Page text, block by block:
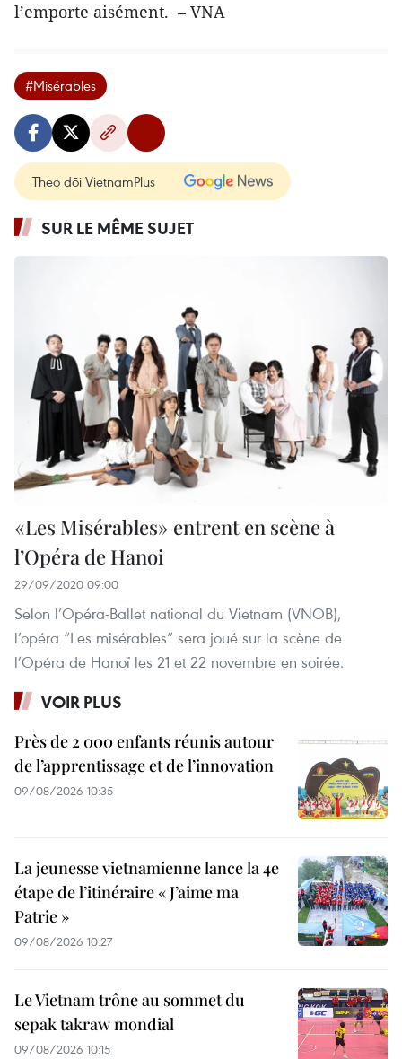
l’emporte aisément. – VNA
#Misérables
Theo dõi VietnamPlus
SUR LE MÊME SUJET
«Les Misérables» entrent en scène à
l’Opéra de Hanoi
29/09/2020 09:00
Selon l’Opéra-Ballet national du Vietnam (VNOB),
l’opéra “Les misérables” sera joué sur la scène de
l’Opéra de Hanoï les 21 et 22 novembre en soirée.
VOIR PLUS
Près de 2 000 enfants réunis autour
de l’apprentissage et de l’innovation
09/08/2026 10:35
La jeunesse vietnamienne lance la 4e
étape de l’itinéraire « J’aime ma
Patrie »
09/08/2026 10:27
Le Vietnam trône au sommet du
sepak takraw mondial
09/08/2026 10:15